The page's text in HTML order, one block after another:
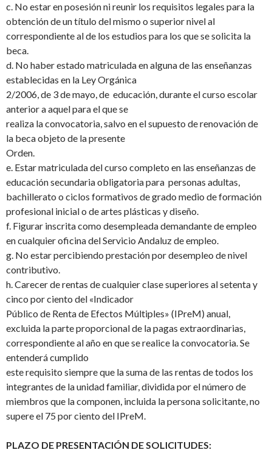
c. No estar en posesión ni reunir los requisitos legales para la
obtención de un título del mismo o superior nivel al
correspondiente al de los estudios para los que se solicita la
beca.
d. No haber estado matriculada en alguna de las enseñanzas
establecidas en la Ley Orgánica
2/2006, de 3 de mayo, de educación, durante el curso escolar
anterior a aquel para el que se
realiza la convocatoria, salvo en el supuesto de renovación de
la beca objeto de la presente
Orden.
e. Estar matriculada del curso completo en las enseñanzas de
educación secundaria obligatoria para personas adultas,
bachillerato o ciclos formativos de grado medio de formación
profesional inicial o de artes plásticas y diseño.
f. Figurar inscrita como desempleada demandante de empleo
en cualquier oficina del Servicio Andaluz de empleo.
g. No estar percibiendo prestación por desempleo de nivel
contributivo.
h. Carecer de rentas de cualquier clase superiores al setenta y
cinco por ciento del «Indicador
Público de Renta de Efectos Múltiples» (IPreM) anual,
excluida la parte proporcional de la pagas extraordinarias,
correspondiente al año en que se realice la convocatoria. Se
entenderá cumplido
este requisito siempre que la suma de las rentas de todos los
integrantes de la unidad familiar, dividida por el número de
miembros que la componen, incluida la persona solicitante, no
supere el 75 por ciento del IPreM.
PLAZO DE PRESENTACIÓN DE SOLICITUDES: